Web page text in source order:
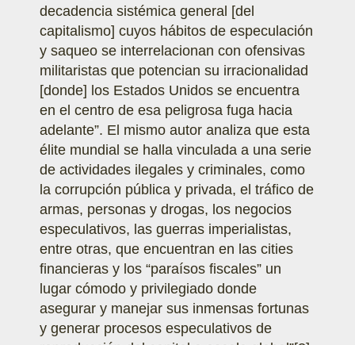
decadencia sistémica general [del
capitalismo] cuyos hábitos de especulación
y saqueo se interrelacionan con ofensivas
militaristas que potencian su irracionalidad
[donde] los Estados Unidos se encuentra
en el centro de esa peligrosa fuga hacia
adelante”. El mismo autor analiza que esta
élite mundial se halla vinculada a una serie
de actividades ilegales y criminales, como
la corrupción pública y privada, el tráfico de
armas, personas y drogas, los negocios
especulativos, las guerras imperialistas,
entre otras, que encuentran en las cities
financieras y los “paraísos fiscales” un
lugar cómodo y privilegiado donde
asegurar y manejar sus inmensas fortunas
y generar procesos especulativos de